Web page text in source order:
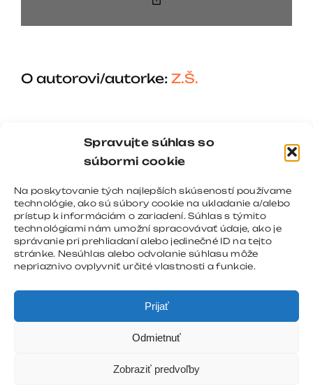
Spravujte súhlas so
súbormi cookie
Na poskytovanie tých najlepších skúseností používame
technológie, ako sú súbory cookie na ukladanie a/alebo
prístup k informáciám o zariadení. Súhlas s týmito
technológiami nám umožní spracovávať údaje, ako je
správanie pri prehliadaní alebo jedinečné ID na tejto
stránke. Nesúhlas alebo odvolanie súhlasu môže
nepriaznivo ovplyvniť určité vlastnosti a funkcie.
Prijať
Odmietnuť
Zobraziť predvoľby
O autorovi/autorke: Z.Š.
Copyright 2008 - 2026 |REGNOMEDIA